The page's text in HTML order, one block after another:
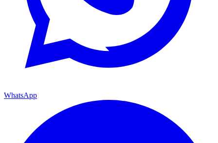
WhatsApp